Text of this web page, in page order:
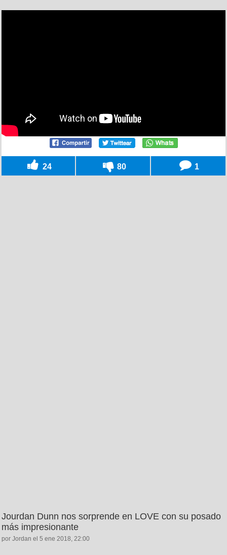
24 80 1
Jourdan Dunn nos sorprende en LOVE con su posado
más impresionante
por Jordan el 5 ene 2018, 22:00